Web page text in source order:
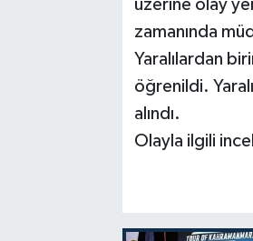
üzerine olay
zamanında
Yaralılardan
öğrenildi.
alındı.
Olayla ilgili